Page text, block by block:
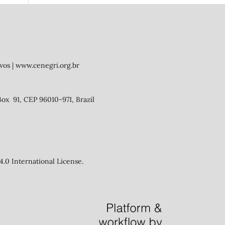
| www.cenegri.org.br
91, CEP 96010-971, Brazil
International License.